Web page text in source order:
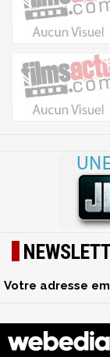
Votre adresse